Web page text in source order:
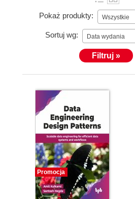
Pokaż produkty: Wszystkie
Sortuj wg: Data wydania
Filtruj »
Promocja